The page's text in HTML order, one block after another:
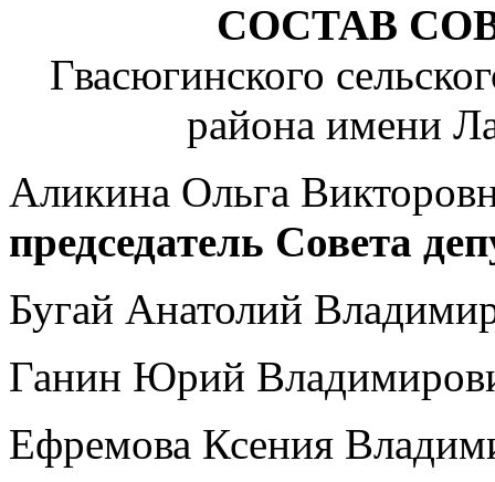
СОСТАВ
Гвасюгинского
района имени
Аликина Ольга
председатель Совета
Бугай Анатолий
Ганин Юрий
Ефремова Ксения